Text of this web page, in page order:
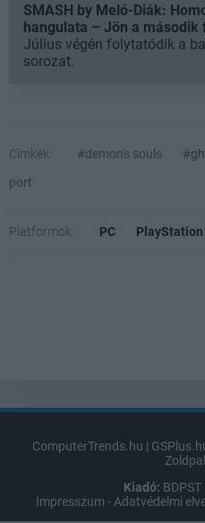
SMASH by Meló-Diák:
hangulata – Jön a második
Július végén folytatódik a
sorozat.
Címkék: #demon's souls
port
Platformok: PC PlayStation
ComputerTrends.hu |
Kiadó:
Impresszum - Adatvédelmi